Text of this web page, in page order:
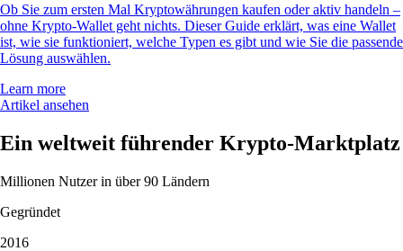
Ob Sie zum ersten Mal Kryptowährungen kaufen oder aktiv handeln –
ohne Krypto-Wallet geht nichts. Dieser Guide erklärt, was eine Wallet
ist, wie sie funktioniert, welche Typen es gibt und wie Sie die passende
Lösung auswählen.
Learn more
Artikel ansehen
Ein weltweit führender Krypto-Marktplatz
Millionen Nutzer in über 90 Ländern
Gegründet
2016